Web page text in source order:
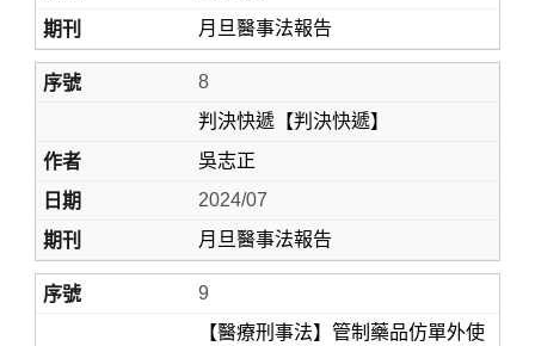
月旦醫事法報告
8
判決快遞【判決快遞】
吳志正
2024/07
月旦醫事法報告
9
【醫療刑事法】管制藥品仿單外使